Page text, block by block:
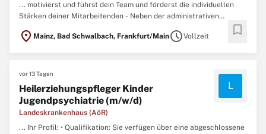
... motivierst und führst dein Team und förderst die individuellen
Stärken deiner Mitarbeitenden - Neben der administrativen
Kinderdienst mit Profil - Du bist pädagogische Fachkraft nach §35
location_on Mainz, Bad Schwalbach, Frankfurt/MainscheduleVollzeit bookmark
vor 13 Tagen
Heilerziehungspfleger Kinder
Jugendpsychiatrie (m/w/d)
Landeskrankenhaus (AöR)
L
... Ihr Profil: • Qualifikation: Sie verfügen über eine abgeschlossene